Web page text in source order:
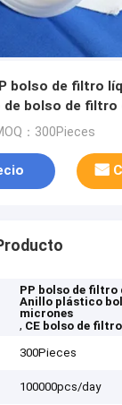
bolso de filtro
bolso de filtro
：300Pieces
PP bolso de filtro
Anillo plástico
micrones
, CE bolso de
300Pieces
100000pcs/day